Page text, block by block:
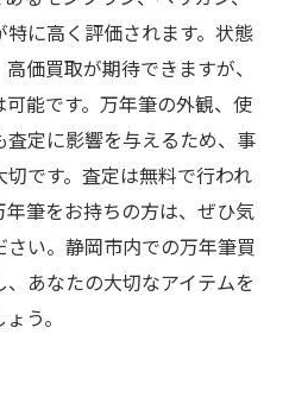
に高く評価されます。状態
価買取が期待できますが、
能です。万年筆の外観、使
定に影響を与えるため、事
です。査定は無料で行われ
筆をお持ちの方は、ぜひ気
い。静岡市内での万年筆買
あなたの大切なアイテムを
う。